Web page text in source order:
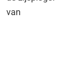
van